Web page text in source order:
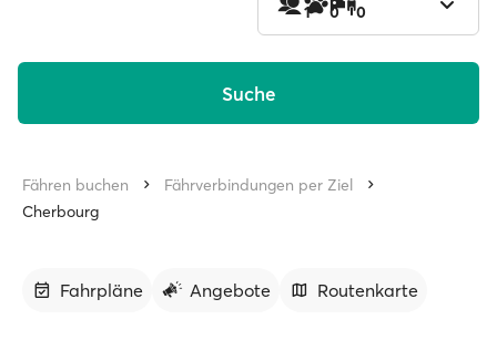
1 0 0
Suche
Fähren buchen
Fährverbindungen per Ziel
Cherbourg
Fahrpläne Angebote Routenkarte